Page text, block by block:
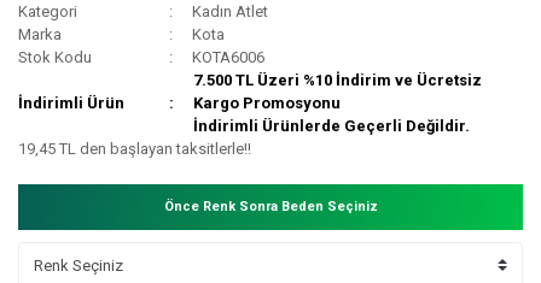
Kategori
Kadın Atlet
Marka
Kota
Stok Kodu
KOTA6006
İndirimli Ürün
7.500 TL Üzeri %10 İndirim ve Ücretsiz
Kargo Promosyonu
İndirimli Ürünlerde Geçerli Değildir.
19,45 TL den başlayan taksitlerle!!
Önce Renk Sonra Beden Seçiniz